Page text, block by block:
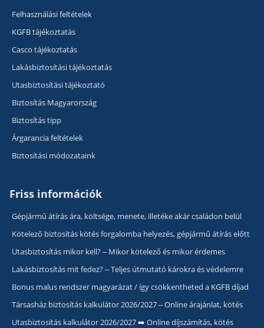
Felhasználási feltételek
KGFB tájékoztatás
Casco tájékoztatás
Lakásbiztosítási tájékoztatás
Utasbiztosítási tájékoztató
Biztosítás Magyarország
Biztosítás tipp
Árgarancia feltételek
Biztosítási módozataink
Friss információk
Gépjármű átírás ára, költsége, menete, illetéke akár családon belül
Kötelező biztosítás kötés forgalomba helyezés, gépjármű átírás előtt
Utasbiztosítás mikor kell? – Mikor kötelező és mikor érdemes
Lakásbiztosítás mit fedez? – Teljes útmutató károkra és védelemre
Bonus malus rendszer magyarázat / így csökkentheted a KGFB díjad
Társasház biztosítás kalkulátor 2026/2027 – Online árajánlat, kötés
Utasbiztosítás kalkulátor 2026/2027 ➡️ Online díjszámítás, kötés